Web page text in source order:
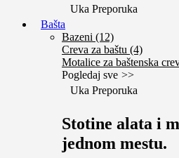
Uka Preporuka
Bašta
Bazeni (12)
Creva za baštu (4)
Motalice za baštenska
Pogledaj sve
Uka Preporuka
Stotine alata i
jednom mestu.